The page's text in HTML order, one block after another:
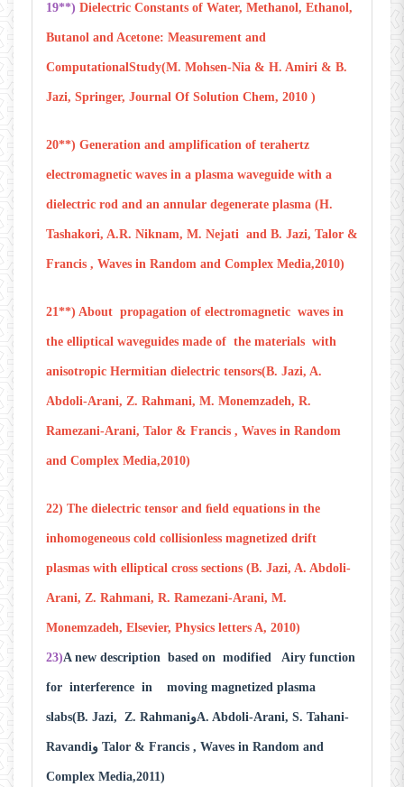
19**) Dielectric Constants of Water, Methanol, Ethanol,
Butanol and Acetone: Measurement and
ComputationalStudy(M. Mohsen-Nia & H. Amiri & B.
Jazi, Springer, Journal Of Solution Chem, 2010 )
20**) Generation and amplification of terahertz
electromagnetic waves in a plasma waveguide with a
dielectric rod and an annular degenerate plasma (H.
Tashakori, A.R. Niknam, M. Nejati and B. Jazi, Talor &
Francis , Waves in Random and Complex Media,2010)
21**) About propagation of electromagnetic waves in
the elliptical waveguides made of the materials with
anisotropic Hermitian dielectric tensors(B. Jazi, A.
Abdoli-Arani, Z. Rahmani, M. Monemzadeh, R.
Ramezani-Arani, Talor & Francis , Waves in Random
and Complex Media,2010)
22) The dielectric tensor and ﬁeld equations in the
inhomogeneous cold collisionless magnetized drift
plasmas with elliptical cross sections (B. Jazi, A. Abdoli-
Arani, Z. Rahmani, R. Ramezani-Arani, M.
Monemzadeh, Elsevier, Physics letters A, 2010)
23)A new description based on modified Airy function
for interference in moving magnetized plasma
slabs(B. Jazi, Z. RahmaniوA. Abdoli-Arani, S. Tahani-
Ravandiو Talor & Francis , Waves in Random and
Complex Media,2011)